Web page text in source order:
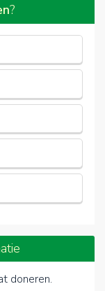
?
doneren.